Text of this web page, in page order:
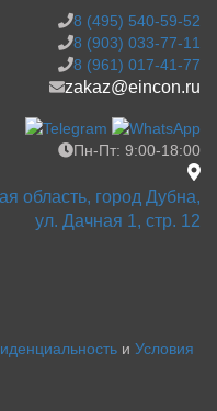
8 (495) 540-59-52
8 (903) 033-77-11
8 (961) 017-41-77
zakaz@eincon.ru
Пн-Пт: 9:00-18:00
область, город Дубна,
ул. Дачная 1, стр. 12
и Условия